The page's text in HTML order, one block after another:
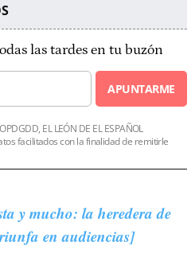
las tardes en tu buzón
APUNTARME
EL LEÓN DE EL ESPAÑOL
facilitados con la finalidad de remitirle
y mucho: la heredera de
en audiencias]